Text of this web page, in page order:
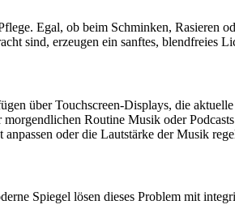
Egal, ob beim Schminken, Rasieren
sind, erzeugen ein sanftes, blendfreies
über Touchscreen-Displays, die
Routine Musik oder
oder die Lautstärke der Musik
Spiegel lösen dieses Problem mit